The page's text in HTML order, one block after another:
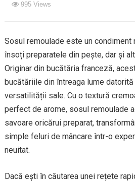
995Views
Sosul remoulade este un condiment
însoți preparatele din pește, dar și
Originar din bucătăria franceză,
bucătăriile din întreaga lume
versatilității sale. Cu o textură
perfect de arome, sosul remoulade
savoare oricărui preparat,
simple feluri de mâncare într-o
neuitat.
Dacă ești în căutarea unei rețete